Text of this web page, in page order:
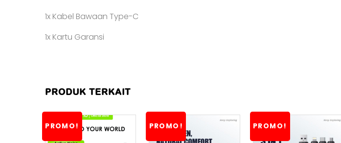
1x Kabel Bawaan Type-C
1x Kartu Garansi
PRODUK TERKAIT
PROMO! PROMO! PROMO!